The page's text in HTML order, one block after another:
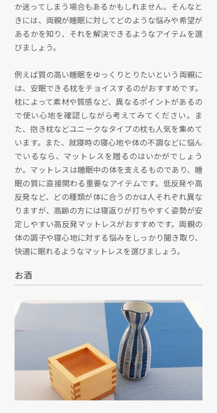
か迷ってしまう場合もあるかもしれません。そんなと
きには、両親が睡眠に対してどのような悩みや希望が
あるかを知り、それを解決できるようなアイテムを選
びましょう。
例えば質の高い睡眠をゆっくりとりたいという両親に
は、安眠できる枕をチョイスするのがおすすめです。
枕によって素材や質感など、異なるポイントがあるの
で使い心地を確認しながら考えてみてください。ま
た、抱き枕などユニークなタイプの枕も人気を集めて
います。また、就寝時の寝心地や体の不調などに悩ん
でいるなら、マットレスを贈るのはいかがでしょう
か。マットレスは睡眠中の体を支えるものであり、睡
眠の質に直接関わる重要なアイテムです。低反発や高
反発など、どの種類が体に合うのかは人それぞれ異な
りますが、高齢の方には寝返りが打ちやすく姿勢が安
定しやすい高反発マットレスがおすすめです。両親の
体の調子や寝心地に対する悩みをしっかり聞き取り、
快適に眠れるようなマットレスを選びましょう。
お酒